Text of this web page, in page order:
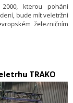
kterou pohání
bude mít veletržní
železničním
TRAKO